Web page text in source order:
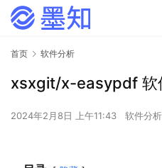
首页 软件分析
xsxgit/x-easypdf 软
2024年2月8日 上午11:43 软件分析